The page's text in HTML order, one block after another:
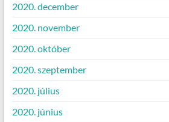
2020. december
2020. november
2020. október
2020. szeptember
2020. július
2020. június